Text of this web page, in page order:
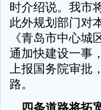
时介绍说。我市
此外规划部门对
《青岛市中心
通加快建设一事
上报国务院审批
路。